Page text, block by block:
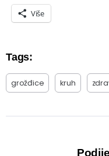
Više
Tags:
grožđice kruh